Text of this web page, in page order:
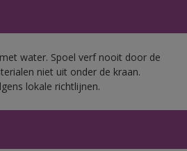
water. Spoel verf nooit door de
niet uit onder de kraan.
lokale richtlijnen.